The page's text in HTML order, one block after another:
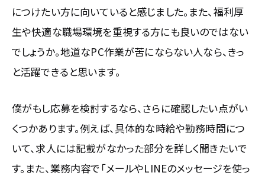
につけたい方に向いていると感じました。また、福利厚
生や快適な職場環境を重視する方にも良いのではない
でしょうか。地道なPC作業が苦にならない人なら、きっ
と活躍できると思います。
僕がもし応募を検討するなら、さらに確認したい点がい
くつかあります。例えば、具体的な時給や勤務時間につ
いて、求人には記載がなかった部分を詳しく聞きたいで
す。また、業務内容で「メールやLINEのメッセージを使っ